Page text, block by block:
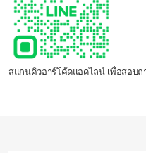
สแกนคิวอาร์โค้ดแอดไลน์ เพื่อสอบ